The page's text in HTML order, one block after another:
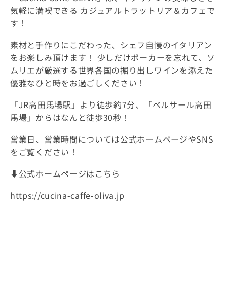
気軽に満喫できる カジュアルトラットリア＆カフェで
す！
素材と手作りにこだわった、シェフ自慢のイタリアン
をお楽しみ頂けます！ 少しだけポーカーを忘れて、ソ
ムリエが厳選する世界各国の掘り出しワインを添えた
優雅なひと時をお過ごしください！
「JR高田馬場駅」より徒歩約7分、「ベルサール高田
馬場」からはなんと徒歩30秒！
営業日、営業時間については公式ホームページやSNS
をご覧ください！
⬇️公式ホームページはこちら
https://cucina-caffe-oliva.jp